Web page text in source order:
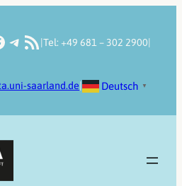
Telegram
RSS-Feed
|Tel: +49 681 – 302 2900
saarland.de | Deutsch ▼